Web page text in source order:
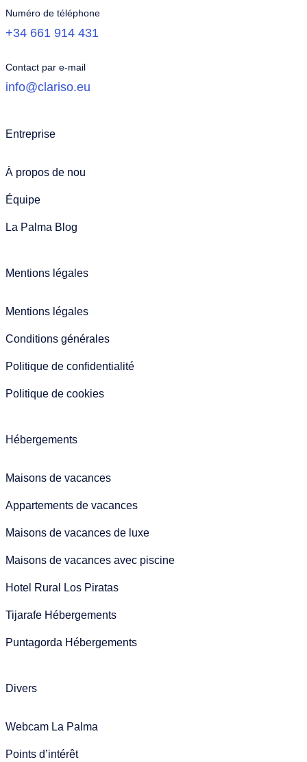
Numéro de téléphone
+34 661 914 431
Contact par e-mail
info@clariso.eu
Entreprise
À propos de nou
Équipe
La Palma Blog
Mentions légales
Mentions légales
Conditions générales
Politique de confidentialité
Politique de cookies
Hébergements
Maisons de vacances
Appartements de vacances
Maisons de vacances de luxe
Maisons de vacances avec piscine
Hotel Rural Los Piratas
Tijarafe Hébergements
Puntagorda Hébergements
Divers
Webcam La Palma
Points d’intérêt